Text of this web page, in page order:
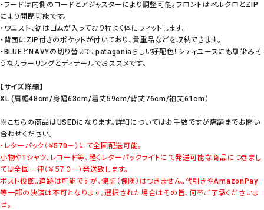
・フードは内側のコードとアジャスターにより調整可能。フロントはベルクロとZIP
により開閉可能です。
・ウエスト、裾はゴムが入っており程よく体にフィットします。
・背面にZIP付きのポケットが付いており、貴重品などを収納できます。
・BLUEとNAVYの切り替えで、patagoniaらしい好配色！シティユースにも馴染みそ
うなカラーリングとディテールでおススメです。
【サイズ詳細】
XL (肩幅48cm/身幅63cm/着丈59cm/背丈76cm/袖丈61cm）
※こちらの商品はUSEDになります。詳細についてはお手数ですが店舗までお問い
合わせください。
・レターパック（￥570－）にて全国配送可能。
小物やTシャツ、レコード等、軽くレターパックライトにて発送可能な商品につきまし
ては全国一律（￥５７０－）発送致します。
ポスト投函。追跡は可能ですが、保証（保険）はつきません。代引きやAmazonPay
等一部の決済は不可となります。選択された場合はその旨、何卒ご了承くださいま
せ。